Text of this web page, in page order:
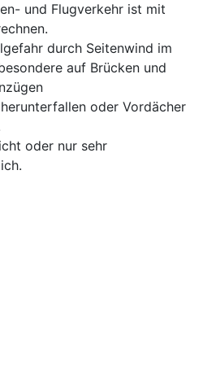
und Flugverkehr ist mit
durch Seitenwind im
auf Brücken und
oder Vordächer
oder nur sehr